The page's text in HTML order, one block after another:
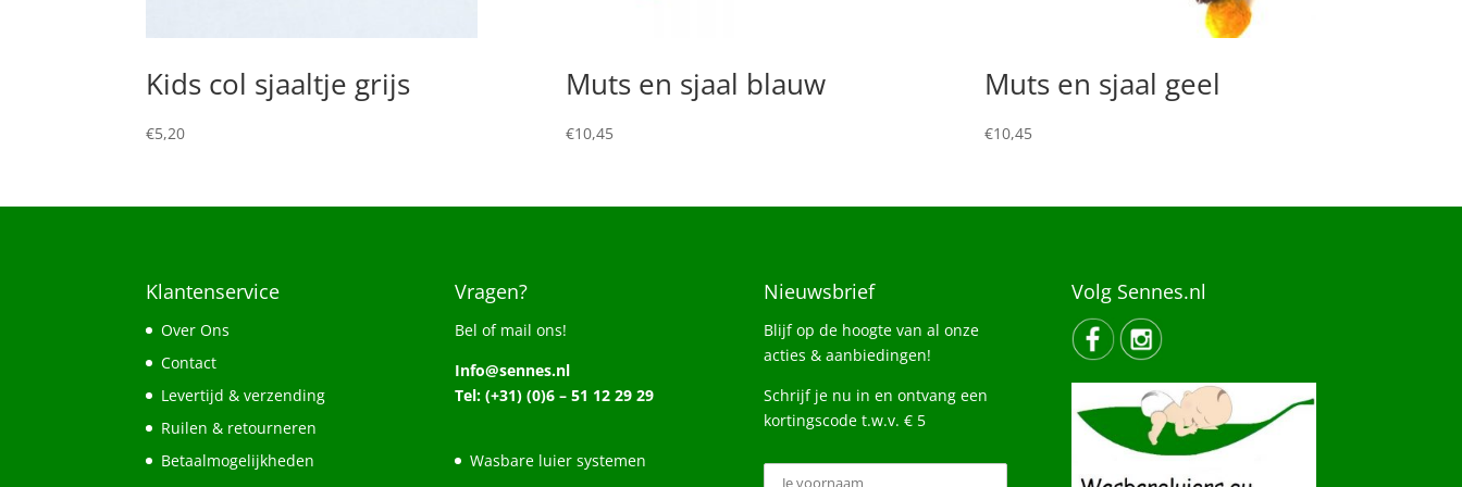
Kids col sjaaltje grijs
€5,20
Muts en sjaal blauw
€10,45
Muts en sjaal geel
€10,45
Klantenservice
Over Ons
Contact
Levertijd & verzending
Ruilen & retourneren
Betaalmogelijkheden
Vragen?
Bel of mail ons!
Info@sennes.nl
Tel: (+31) (0)6 – 51 12 29 29
Wasbare luier systemen
Nieuwsbrief
Blijf op de hoogte van al onze
acties & aanbiedingen!
Schrijf je nu in en ontvang een
kortingscode t.w.v. € 5
Volg Sennes.nl